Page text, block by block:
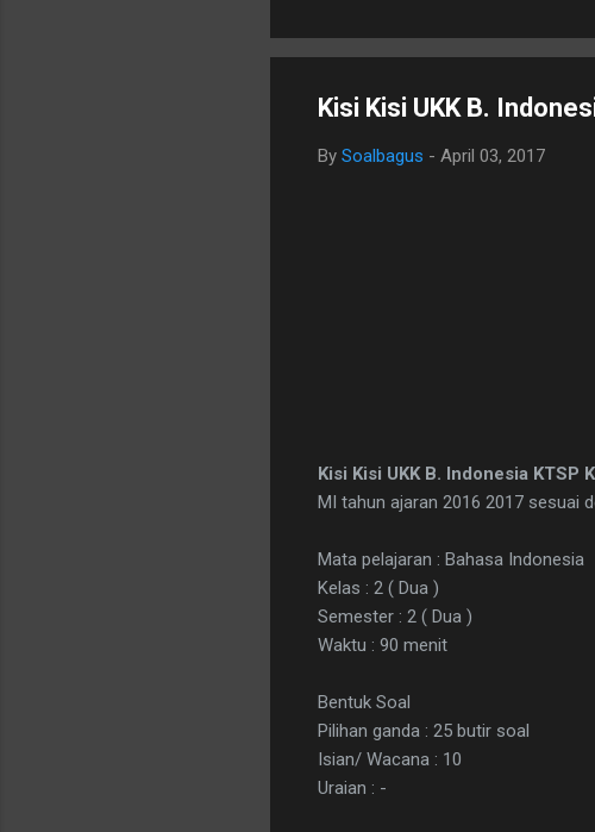
Kisi Kisi UKK B.
By Soalbagus - April 03, 2017
Kisi Kisi UKK B. Indonesia KTSP
MI tahun ajaran 2016 2017 sesuai
Mata pelajaran : Bahasa Indonesia
Kelas : 2 ( Dua )
Semester : 2 ( Dua )
Waktu : 90 menit
Bentuk Soal
Pilihan ganda : 25 butir soal
Isian/ Wacana : 10
Uraian : -